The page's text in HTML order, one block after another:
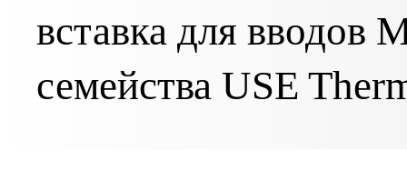
вставка для вводов
семейства USE